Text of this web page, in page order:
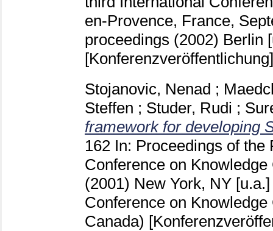
en-Provence, France,
proceedings (2002) Berlin
[Konferenzveröffentlichung]
Stojanovic, Nenad ;
Steffen ; Studer, Rudi ;
framework for developing
162 In: Proceedings of the
Conference on
(2001) New York, NY
Conference on
Canada)